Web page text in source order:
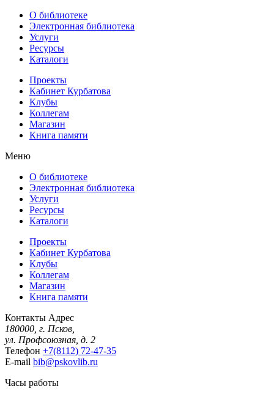
О библиотеке
Электронная библиотека
Услуги
Ресурсы
Каталоги
Проекты
Кабинет Курбатова
Клубы
Коллегам
Магазин
Книга памяти
Меню
О библиотеке
Электронная библиотека
Услуги
Ресурсы
Каталоги
Проекты
Кабинет Курбатова
Клубы
Коллегам
Магазин
Книга памяти
Контакты Адрес
180000, г. Псков,
ул. Профсоюзная, д. 2
Телефон +7(8112) 72-47-35
E-mail bib@pskovlib.ru
Часы работы